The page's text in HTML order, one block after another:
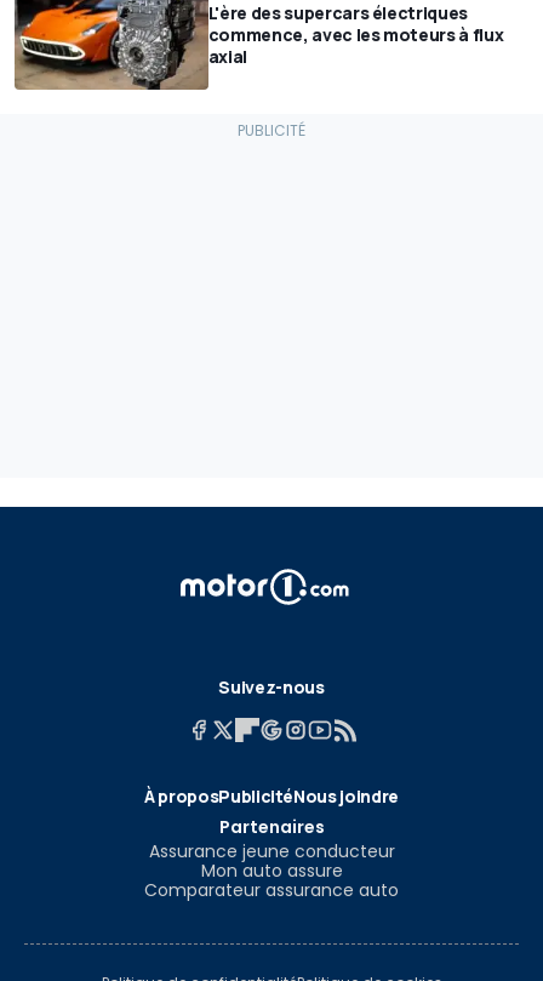
L'ère des supercars électriques
commence, avec les moteurs à flux
axial
Suivez-nous
À proposPublicitéNous joindre
Partenaires
Assurance jeune conducteur
Mon auto assure
Comparateur assurance auto